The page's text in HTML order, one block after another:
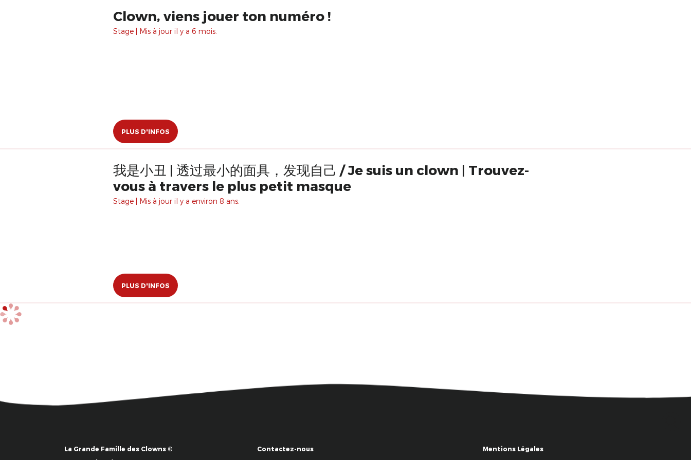
Clown, viens jouer ton numéro !
Stage | Mis à jour il y a 6 mois.
PLUS D'INFOS
我是小丑 | 透过最小的面具，发现自己 / Je suis un clown | Trouvez-
vous à travers le plus petit masque
Stage | Mis à jour il y a environ 8 ans.
PLUS D'INFOS
La Grande Famille des Clowns ©
Contactez-nous Mentions Légales